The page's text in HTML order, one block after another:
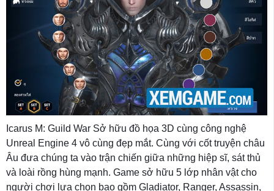
Icarus M: Guild War Sở hữu đồ họa 3D cùng công nghệ
Unreal Engine 4 vô cùng đẹp mắt. Cùng với cốt truyện châu
Âu đưa chúng ta vào trận chiến giữa những hiệp sĩ, sát thủ
và loài rồng hùng mạnh. Game sở hữu 5 lớp nhân vật cho
người chơi lựa chọn bao gồm Gladiator, Ranger, Assassin,